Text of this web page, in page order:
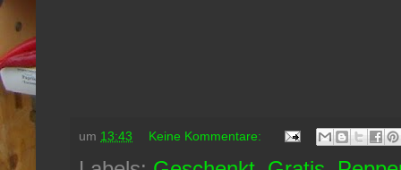
um 13:43 Keine Kommentare: